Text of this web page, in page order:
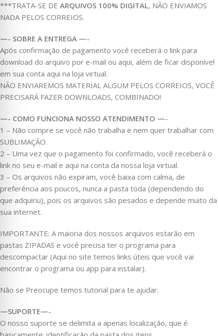
***TRATA-SE DE ARQUIVOS 100% DIGITAL, NÃO ENVIAMOS
NADA PELOS CORREIOS.
—- SOBRE A ENTREGA —-
Após confirmação de pagamento você receberá o link para
download do arquivo por e-mail ou aqui, além de ficar disponível
em sua conta aqui na loja virtual.
NÃO ENVIAREMOS MATERIAL ALGUM PELOS CORREIOS, VOCÊ
PRECISARÁ FAZER DOWNLOADS, COMBINADO!
—- COMO FUNCIONA NOSSO ATENDIMENTO —-
1 – Não compre se você não trabalha e nem quer trabalhar com
SUBLIMAÇÃO.
2 – Uma vez que o pagamento foi confirmado, você receberá o
link no seu e-mail e aqui na conta da nossa loja virtual.
3 – Os arquivos não expiram, você baixa com calma, de
preferência aos poucos, nunca a pasta toda (dependendo do
que adquiriu), pois os arquivos são pesados e depende muito da
sua internet.
IMPORTANTE: A maioria dos nossos arquivos estarão em
pastas ZIPADAS e você precisa ter o programa para
descompactar (Aqui no site temos links úteis que você vai
encontrar o programa ou app para instalar).
Não se Preocupe temos tutorial para te ajudar.
—SUPORTE—-
O nosso suporte se delimita a apenas localização, que é